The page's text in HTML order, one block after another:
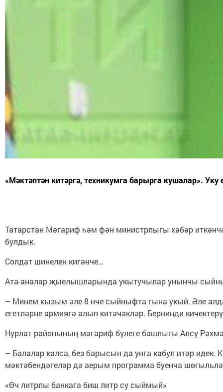
«Мәктәптән китәргә, техникумга барырга кушалар».
Татарстан Мәгариф һәм фән министрлыгы хәбәр
булдык.
Солдат шинелен кигәнче…
Ата-аналар җыелышларында укытучылар унынчы
– Минем кызым әле 8 нче сыйныфта гына укый. Әле
егетләрне армиягә алып китәчәкләр. Бернинди
Нурлат районының мәгариф бүлеге башлыгы Алсу
– Балалар калса, без барысын да унга кабул итәр
мәктәбендәгеләр дә аерым программа буенча
«Өч литрлы банкага биш литр су сыймый»